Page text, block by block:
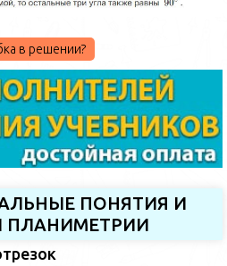
в решении?
ПОНЯТИЯ И
ПЛАНИМЕТРИИ